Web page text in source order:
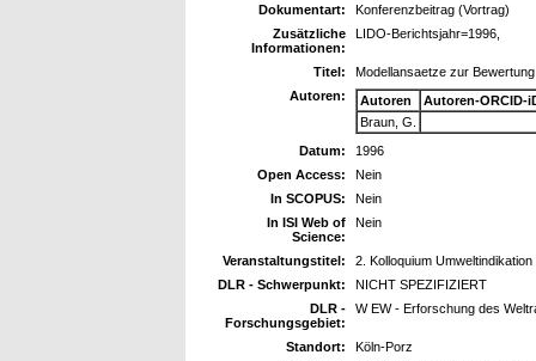
Dokumentart:
Konferenzbeitrag (Vortrag)
Zusätzliche
Informationen:
LIDO-Berichtsjahr=1996,
Titel:
Modellansaetze zur
Autoren:
Autoren
Autoren-ORCID-
Braun, G.
Datum:
1996
Open Access:
Nein
In SCOPUS:
Nein
In ISI Web of
Science:
Nein
Veranstaltungstitel:
2. Kolloquium
DLR - Schwerpunkt:
NICHT SPEZIFIZIERT
DLR -
Forschungsgebiet:
W EW - Erforschung des
Standort:
Köln-Porz